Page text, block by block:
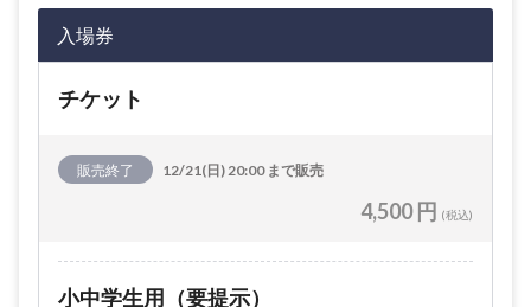
入場券
チケット
販売終了 12/21(日) 20:00 まで販売
4,500 円 (税込)
小中学生用（要提示）